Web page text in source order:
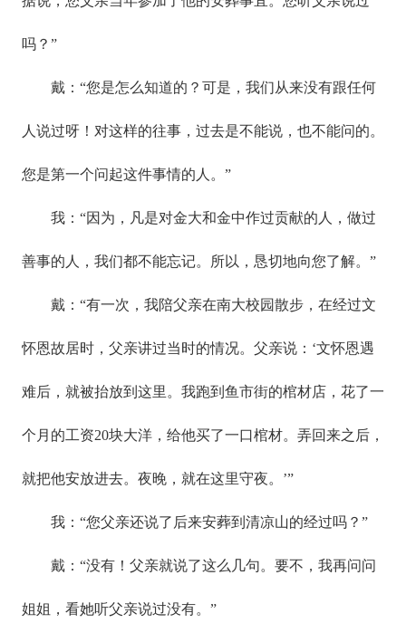
吗？”
戴：“您是怎么知道的？可是，我们从来没有跟任何
人说过呀！对这样的往事，过去是不能说，也不能问的。
您是第一个问起这件事情的人。”
我：“因为，凡是对金大和金中作过贡献的人，做过
善事的人，我们都不能忘记。所以，恳切地向您了解。”
戴：“有一次，我陪父亲在南大校园散步，在经过文
怀恩故居时，父亲讲过当时的情况。父亲说：‘文怀恩遇
难后，就被抬放到这里。我跑到鱼市街的棺材店，花了一
个月的工资20块大洋，给他买了一口棺材。弄回来之后，
就把他安放进去。夜晚，就在这里守夜。’”
我：“您父亲还说了后来安葬到清凉山的经过吗？”
戴：“没有！父亲就说了这么几句。要不，我再问问
姐姐，看她听父亲说过没有。”